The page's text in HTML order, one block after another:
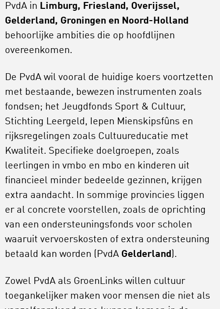
PvdA in Limburg, Friesland, Overijssel,
Gelderland, Groningen en Noord-Holland
behoorlijke ambities die op hoofdlijnen
overeenkomen.
De PvdA wil vooral de huidige koers voortzetten
met bestaande, bewezen instrumenten zoals
fondsen; het Jeugdfonds Sport & Cultuur,
Stichting Leergeld, Iepen Mienskipsfûns en
rijksregelingen zoals Cultuureducatie met
Kwaliteit. Specifieke doelgroepen, zoals
leerlingen in vmbo en mbo en kinderen uit
financieel minder bedeelde gezinnen, krijgen
extra aandacht. In sommige provincies liggen
er al concrete voorstellen, zoals de oprichting
van een ondersteuningsfonds voor scholen
waaruit vervoerskosten of extra ondersteuning
betaald kan worden (PvdA Gelderland).
Zowel PvdA als GroenLinks willen cultuur
toegankelijker maken voor mensen die niet als